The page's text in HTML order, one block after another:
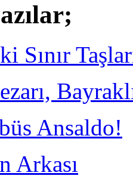
Sınır
Ansaldo!
Arkası